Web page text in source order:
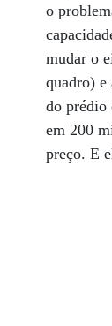
o
mudar o
quadro)
do prédio
em 200
preço. E